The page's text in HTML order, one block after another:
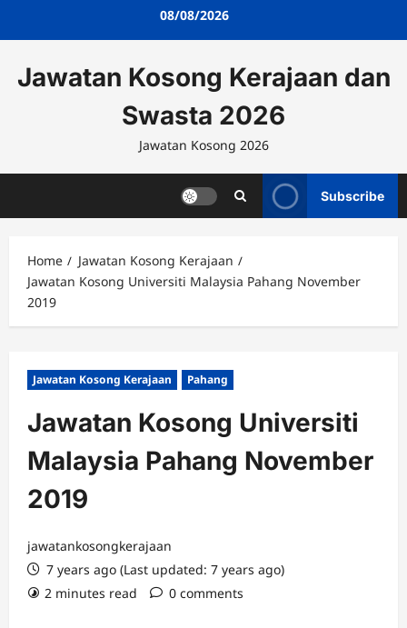
08/08/2026
Jawatan Kosong Kerajaan dan
Swasta 2026
Jawatan Kosong 2026
Subscribe
Home
Jawatan Kosong Kerajaan
Jawatan Kosong Universiti Malaysia Pahang November
2019
Jawatan Kosong Kerajaan Pahang
Jawatan Kosong Universiti
Malaysia Pahang November
2019
jawatankosongkerajaan
7 years ago (Last updated: 7 years ago)
2 minutes read
0 comments